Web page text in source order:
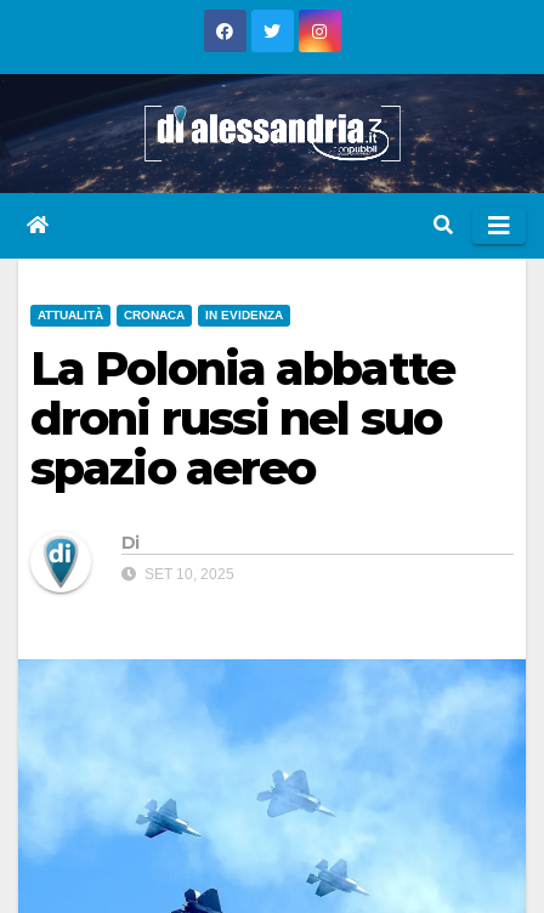
ATTUALITÀ CRONACA IN EVIDENZA
La Polonia abbatte
droni russi nel suo
spazio aereo
Di
SET 10, 2025